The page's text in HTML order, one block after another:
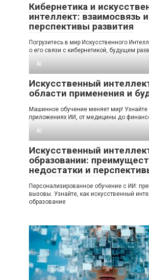
Кибернетика и
интеллект: взаимосвязь и
перспективы развития
Погрузитесь в мир Искусственного
о его связи с кибернетикой, будущем
AI
Искусственный
области применения и
Машинное обучение меняет мир! Узнайте
приложениях ИИ, от медицины до
AI
Искусственный
образовании:
недостатки и
Персонализированное обучение с ИИ:
вызовы. Узнайте, как искусственный
образование